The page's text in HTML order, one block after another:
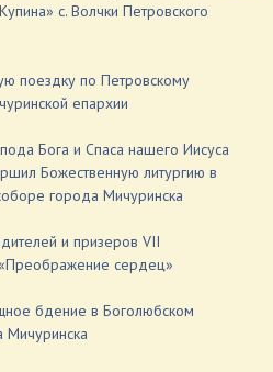
с. Волчки Петровского
поездку по Петровскому
епархии
Бога и Спаса нашего Иисуса
Божественную литургию в
города Мичуринска
и призеров VII
сердец»
бдение в Боголюбском